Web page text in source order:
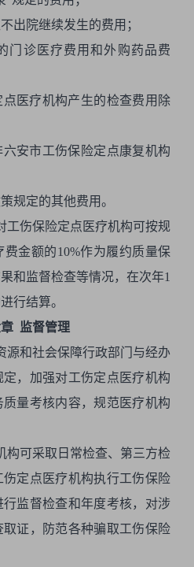
出院继续发生的费用；
门诊医疗费用和外购药品费
医疗机构产生的检查费用除
六安市工伤保险定点康复机构
规定的其他费用。
工伤保险定点医疗机构可按规
金额的10%作为履约质量保
和监督检查等情况，在次年1
行结算。
监督管理
源和社会保障行政部门与经办
，加强对工伤定点医疗机构
量考核内容，规范医疗机构
构可采取日常检查、第三方检
定点医疗机构执行工伤保险
监督检查和年度考核，对涉
证，防范各种骗取工伤保险